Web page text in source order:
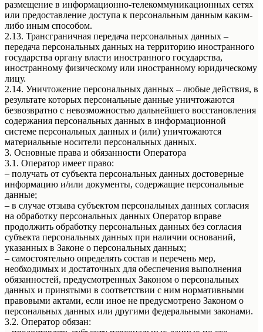
размещение в информационно-телекоммуникационных сетях
или предоставление доступа к персональным данным каким-
либо иным способом.
2.13. Трансграничная передача персональных данных –
передача персональных данных на территорию иностранного
государства органу власти иностранного государства,
иностранному физическому или иностранному юридическому
лицу.
2.14. Уничтожение персональных данных – любые действия, в
результате которых персональные данные уничтожаются
безвозвратно с невозможностью дальнейшего восстановления
содержания персональных данных в информационной
системе персональных данных и (или) уничтожаются
материальные носители персональных данных.
3. Основные права и обязанности Оператора
3.1. Оператор имеет право:
– получать от субъекта персональных данных достоверные
информацию и/или документы, содержащие персональные
данные;
– в случае отзыва субъектом персональных данных согласия
на обработку персональных данных Оператор вправе
продолжить обработку персональных данных без согласия
субъекта персональных данных при наличии оснований,
указанных в Законе о персональных данных;
– самостоятельно определять состав и перечень мер,
необходимых и достаточных для обеспечения выполнения
обязанностей, предусмотренных Законом о персональных
данных и принятыми в соответствии с ним нормативными
правовыми актами, если иное не предусмотрено Законом о
персональных данных или другими федеральными законами.
3.2. Оператор обязан: